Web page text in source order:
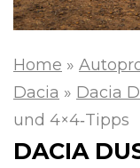
Home »
Dacia » Dacia
und 4×4‑Tipps
DACIA